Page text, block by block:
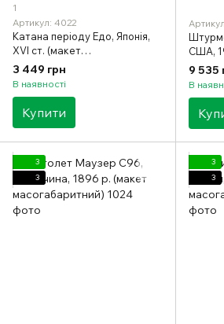
1
Артикул: 4022
Катана періоду Едо, Японія,
XVI ст. (макет
масогабаритний)
3 449 грн
В наявності
Купити
США,
9 535
В
3
3
3
3